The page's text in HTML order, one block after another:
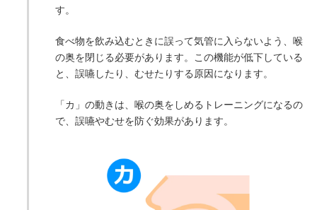
す。
食べ物を飲み込むときに誤って気管に入らないよう、喉
の奥を閉じる必要があります。この機能が低下している
と、誤嚥したり、むせたりする原因になります。
「カ」の動きは、喉の奥をしめるトレーニングになるの
で、誤嚥やむせを防ぐ効果があります。